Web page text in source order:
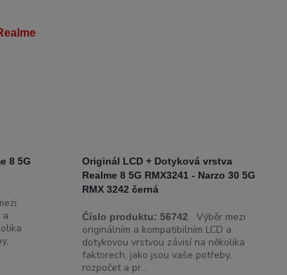
8 5G
a
Originál LCD + Dotyková vrstva
Realme 8 5G RMX3241 - Narzo 30 5G
RMX 3242 černá
Číslo produktu: 56742
Výběr mezi
originálním a kompatibilním LCD a
dotykovou vrstvou závisí na několika
faktorech, jako jsou vaše potřeby,
rozpočet a pr...